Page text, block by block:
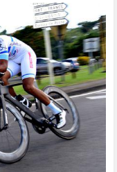
r
e
n
v
o
y
e
r
p
a
r
e
-
m
a
i
l
à
u